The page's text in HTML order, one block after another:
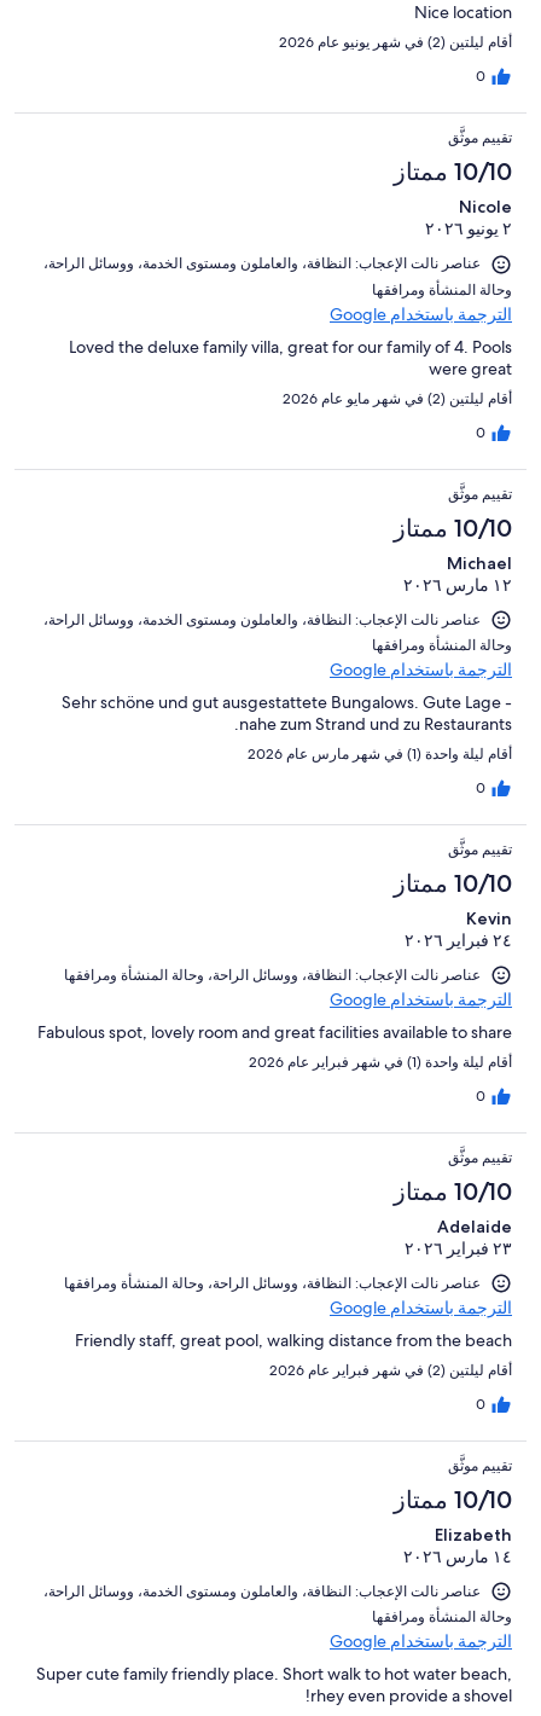
Nice location
أقام ليلتين (2) في شهر يونيو عام 2026
0
تقييم موثَّق
10/10 ممتاز
Nicole
٢ يونيو ٢٠٢٦
عناصر نالت الإعجاب: ⁦النظافة⁩، و⁦العاملون ومستوى الخدمة⁩، و⁦وسائل الراحة⁩،
و⁦حالة المنشأة ومرافقها⁩
الترجمة باستخدام Google
Loved the deluxe family villa, great for our family of 4. Pools
were great
أقام ليلتين (2) في شهر مايو عام 2026
0
تقييم موثَّق
10/10 ممتاز
Michael
١٢ مارس ٢٠٢٦
عناصر نالت الإعجاب: ⁦النظافة⁩، و⁦العاملون ومستوى الخدمة⁩، و⁦وسائل الراحة⁩،
و⁦حالة المنشأة ومرافقها⁩
الترجمة باستخدام Google
Sehr schöne und gut ausgestattete Bungalows. Gute Lage -
nahe zum Strand und zu Restaurants.
أقام ليلة واحدة (1) في شهر مارس عام 2026
0
تقييم موثَّق
10/10 ممتاز
Kevin
٢٤ فبراير ٢٠٢٦
عناصر نالت الإعجاب: ⁦النظافة⁩، و⁦وسائل الراحة⁩، و⁦حالة المنشأة ومرافقها⁩
الترجمة باستخدام Google
Fabulous spot, lovely room and great facilities available to share
أقام ليلة واحدة (1) في شهر فبراير عام 2026
0
تقييم موثَّق
10/10 ممتاز
Adelaide
٢٣ فبراير ٢٠٢٦
عناصر نالت الإعجاب: ⁦النظافة⁩، و⁦وسائل الراحة⁩، و⁦حالة المنشأة ومرافقها⁩
الترجمة باستخدام Google
Friendly staff, great pool, walking distance from the beach
أقام ليلتين (2) في شهر فبراير عام 2026
0
تقييم موثَّق
10/10 ممتاز
Elizabeth
١٤ مارس ٢٠٢٦
عناصر نالت الإعجاب: ⁦النظافة⁩، و⁦العاملون ومستوى الخدمة⁩، و⁦وسائل الراحة⁩،
و⁦حالة المنشأة ومرافقها⁩
الترجمة باستخدام Google
Super cute family friendly place. Short walk to hot water beach,
rhey even provide a shovel!